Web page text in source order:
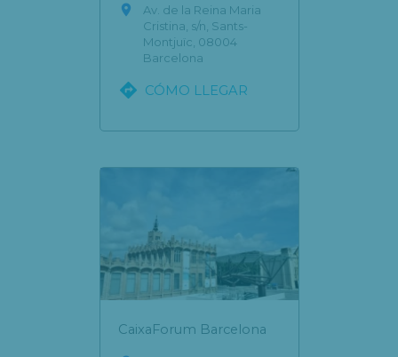

Av. de la Reina Maria
Cristina, s/n, Sants-
Montjuïc, 08004
Barcelona
 CÓMO LLEGAR
CaixaForum Barcelona